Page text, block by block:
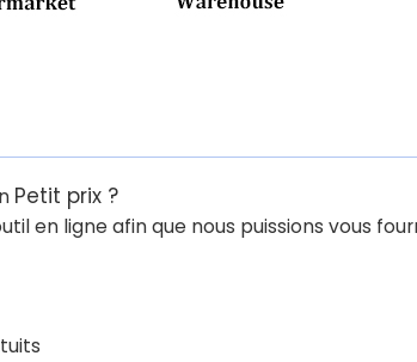
Petit prix ?
en ligne afin que nous puissions vous